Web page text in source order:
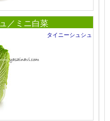
／ミニ白菜
タイニーシュシュ